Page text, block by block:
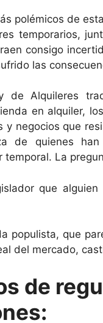
polémicos de
temporarios,
consigo
las
de Alquileres
en alquiler,
y negocios que
de quienes
temporal. La
que
populista, que
del mercado,
de